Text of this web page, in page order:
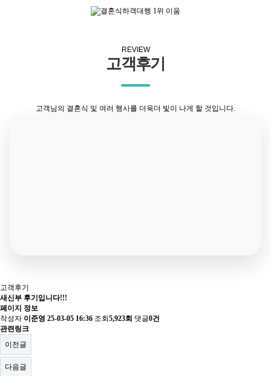
REVIEW
고객후기
고객님의 결혼식 및 여러 행사를 더욱더 빛이 나게 할 것입니다.
고객후기
새신부 후기입니다!!!
페이지 정보
작성자 이준영 25-03-05 16:36 조회 5,923회 댓글0건
관련링크
이전글
다음글